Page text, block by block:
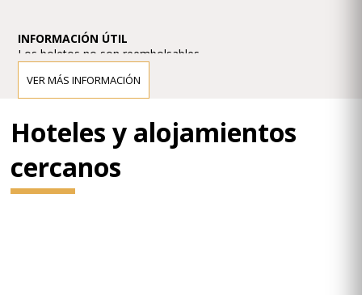
INFORMACIÓN ÚTIL
Los boletos no son reembolsables.
recomienda llegar a los conciertos al menos 30 minutos
antes del inicio.
Baños: sí
Acceso para discapacitados: sí
VER MÁS INFORMACIÓN
Hoteles y alojamientos
cercanos